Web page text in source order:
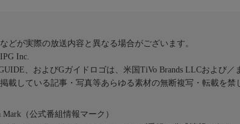
どが実際の放送内容と異なる場合がございます。
Inc.
、およびGガイドロゴは、米国TiVo Brands LLCおよび
載している記事・写真等あらゆる素材の無断複写・転載を禁
（公式番組情報マーク）